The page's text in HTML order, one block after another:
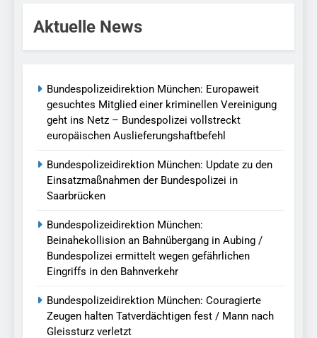
Aktuelle News
Bundespolizeidirektion München: Europaweit
gesuchtes Mitglied einer kriminellen Vereinigung
geht ins Netz – Bundespolizei vollstreckt
europäischen Auslieferungshaftbefehl
Bundespolizeidirektion München: Update zu den
Einsatzmaßnahmen der Bundespolizei in
Saarbrücken
Bundespolizeidirektion München:
Beinahekollision an Bahnübergang in Aubing /
Bundespolizei ermittelt wegen gefährlichen
Eingriffs in den Bahnverkehr
Bundespolizeidirektion München: Couragierte
Zeugen halten Tatverdächtigen fest / Mann nach
Gleissturz verletzt